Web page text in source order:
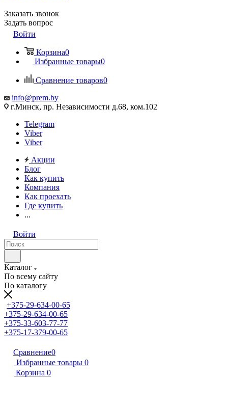
Заказать звонок
Задать вопрос
Войти
Корзина0
Избранные товары0
Сравнение товаров0
info@prem.by
г.Минск, пр. Независимости д.68, ком.102
Telegram
Viber
Viber
Акции
Блог
Как купить
Компания
Как проехать
Где купить
...
Войти
Каталог
По всему сайту
По каталогу
+375-29-634-00-65
+375-29-634-00-65
+375-33-603-77-77
+375-17-379-00-65
Сравнение0
Избранные товары 0
Корзина 0